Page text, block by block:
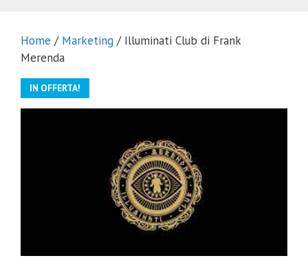
Home / Marketing / Illuminati Club di Frank
Merenda
IN OFFERTA!